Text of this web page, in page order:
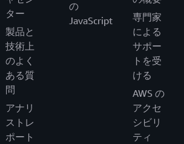
ター
製品と
技術上
のよく
ある質
問
アナリ
ストレ
ポート
の
JavaScript
専門家
による
サポー
トを受
ける
AWS の
アクセ
シビリ
ティ